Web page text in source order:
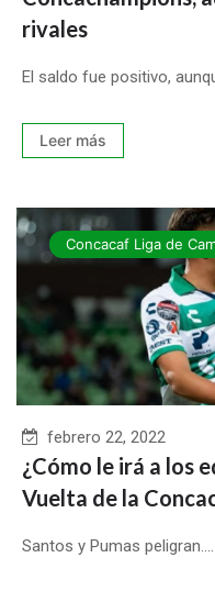
rivales
El saldo fue positivo,
Leer más
Concacaf Liga de
febrero 22, 2022
¿Cómo le irá a los
Vuelta de la
Santos y Pumas peligran....